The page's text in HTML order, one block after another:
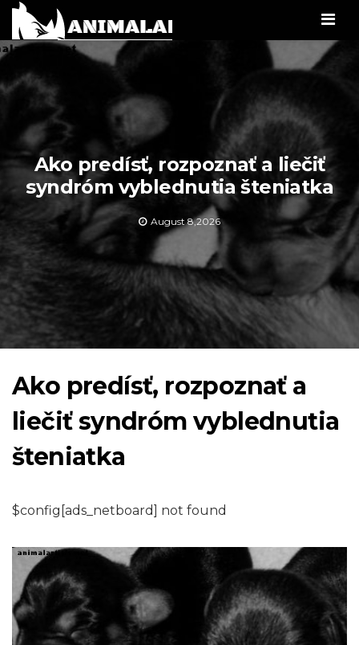
Ako predísť, rozpoznať a liečiť
syndróm vyblednutia šteniatka
August 8,2026
Ako predísť, rozpoznať a
liečiť syndróm vyblednutia
šteniatka
$config[ads_netboard] not found